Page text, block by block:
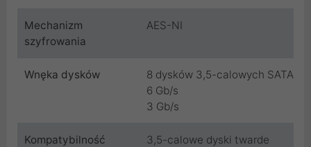
Mechanizm
szyfrowania
AES-NI
Wnęka dysków
8 dysków 3,5-calowych SATA
6 Gb/s
3 Gb/s
Kompatybilność
3,5-calowe dyski twarde